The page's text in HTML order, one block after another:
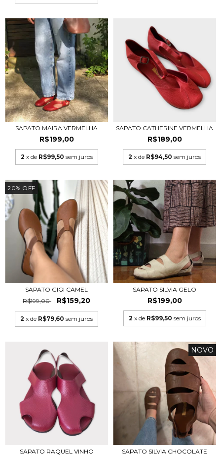
SAPATO MAIRA VERMELHA
R$199,00
2 x de R$99,50 sem juros
SAPATO CATHERINE VERMELHA
R$189,00
2 x de R$94,50 sem juros
20% OFF
SAPATO GIGI CAMEL
R$199,00
R$159,20
2 x de R$79,60 sem juros
SAPATO SILVIA GELO
R$199,00
2 x de R$99,50 sem juros
SAPATO RAQUEL VINHO
NOVO
SAPATO SILVIA CHOCOLATE